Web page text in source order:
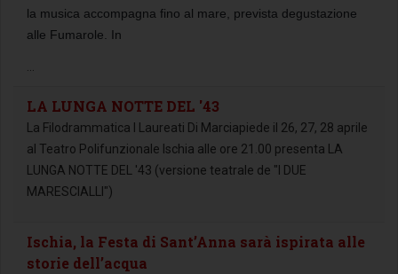
la musica accompagna fino al mare, prevista degustazione
alle Fumarole. In
...
LA LUNGA NOTTE DEL '43
La Filodrammatica I Laureati Di Marciapiede il 26, 27, 28 aprile
al Teatro Polifunzionale Ischia alle ore 21.00 presenta LA
LUNGA NOTTE DEL '43 (versione teatrale de "I DUE
MARESCIALLI")
Ischia, la Festa di Sant’Anna sarà ispirata alle
storie dell’acqua